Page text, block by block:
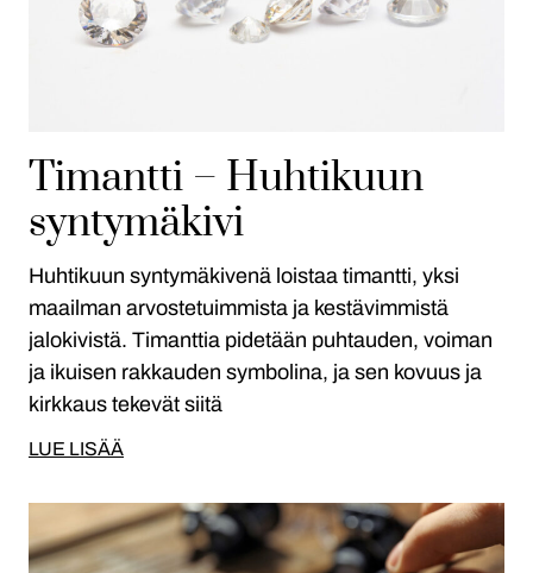
Timantti – Huhtikuun
syntymäkivi
Huhtikuun syntymäkivenä loistaa timantti, yksi
maailman arvostetuimmista ja kestävimmistä
jalokivistä. Timanttia pidetään puhtauden, voiman
ja ikuisen rakkauden symbolina, ja sen kovuus ja
kirkkaus tekevät siitä
LUE LISÄÄ